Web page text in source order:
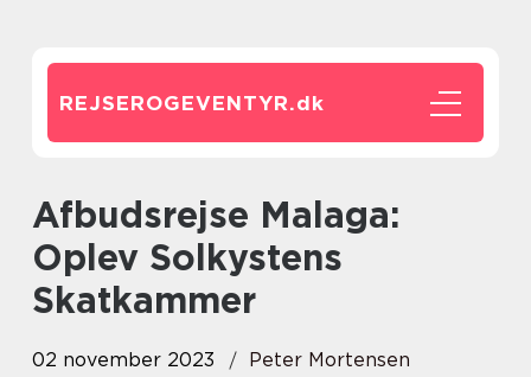
REJSEROGEVENTYR.dk
Afbudsrejse Malaga:
Oplev Solkystens
Skatkammer
02 november 2023
Peter Mortensen